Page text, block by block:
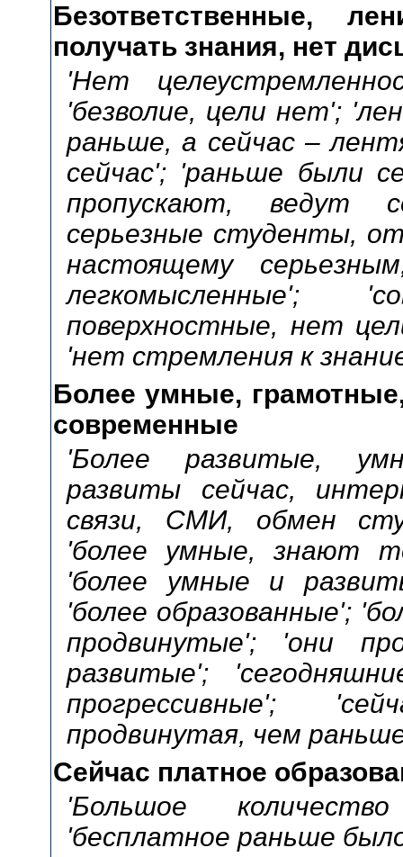
Безответственные,
получать знания, нет
'Нет
'безволие, цели нет';
раньше, а сейчас –
сейчас'; 'раньше были
пропускают, ведут
серьезные студенты,
настоящему
легкомысленные';
поверхностные, нет
'нет стремления к
Более умные,
современные
'Более развитые,
развиты сейчас,
связи, СМИ, обмен
'более умные, знают
'более умные и
'более образованные';
продвинутые'; 'они
развитые';
прогрессивные';
продвинутая, чем
Сейчас платное
'Большое
'бесплатное раньше